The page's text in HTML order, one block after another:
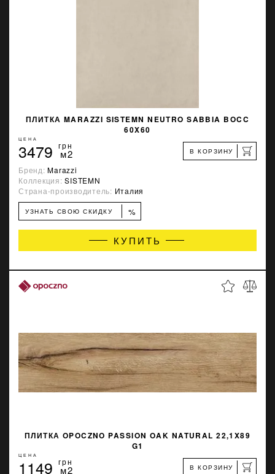
ПЛИТКА MARAZZI SISTEMN NEUTRO SABBIA BOCC
60X60
ЦЕНА
3479 грн
м2 В КОРЗИНУ
Бренд:Marazzi
Коллекция:SISTEMN
Страна-производитель: Италия
УЗНАТЬ СВОЮ СКИДКУ %
КУПИТЬ
ПЛИТКА OPOCZNO PASSION OAK NATURAL 22,1X89
G1
ЦЕНА
1149 грн
м2 В КОРЗИНУ